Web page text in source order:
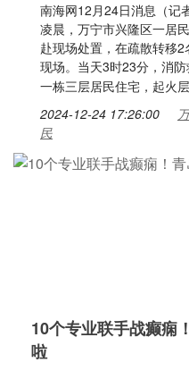
南海网12月24日消息（记
凌晨，万宁市兴隆区一居
赴现场处置，在疏散转移
现场。当天3时23分，消
一栋三层居民住宅，起火
2024-12-24 17:26:00
民
10个专业联手战癫痫
啦